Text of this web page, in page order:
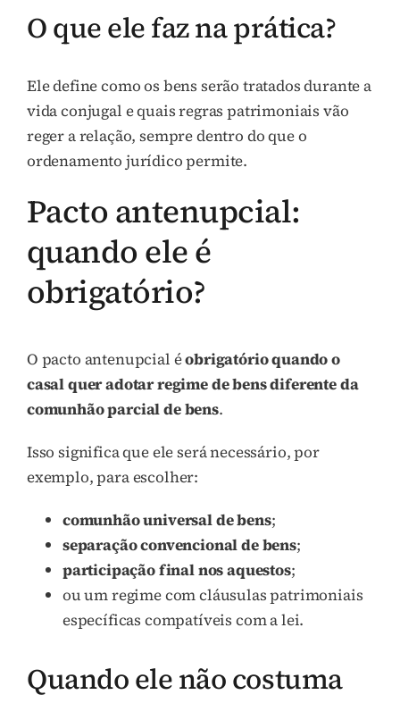
O que ele faz na prática?
Ele define como os bens serão tratados durante a
vida conjugal e quais regras patrimoniais vão
reger a relação, sempre dentro do que o
ordenamento jurídico permite.
Pacto antenupcial:
quando ele é
obrigatório?
O pacto antenupcial éobrigatório quando o
casal quer adotar regime de bens diferente da
comunhão parcial de bens.
Isso significa que ele será necessário, por
exemplo, para escolher:
comunhão universal de bens;
separação convencional de bens;
participação final nos aquestos;
ou um regime com cláusulas patrimoniais
específicas compatíveis com a lei.
Quando ele não costuma